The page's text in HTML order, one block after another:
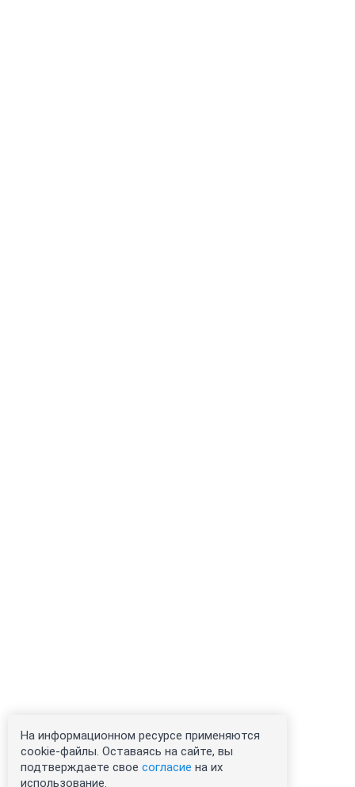
На информационном ресурсе применяются
cookie-файлы. Оставаясь на сайте, вы
подтверждаете свое согласие на их
использование.